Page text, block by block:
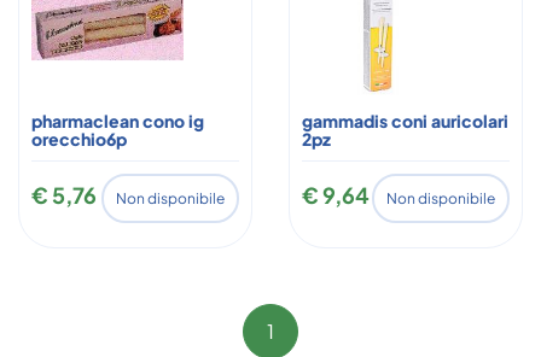
pharmaclean cono ig
orecchio6p
€ 5,76 Non disponibile
gammadis coni auricolari
2pz
€ 9,64 Non disponibile
1